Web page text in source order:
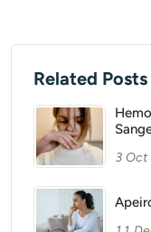
Related Posts
3 Oct